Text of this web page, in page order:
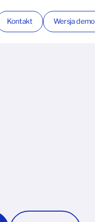
Kontakt Wersja demo